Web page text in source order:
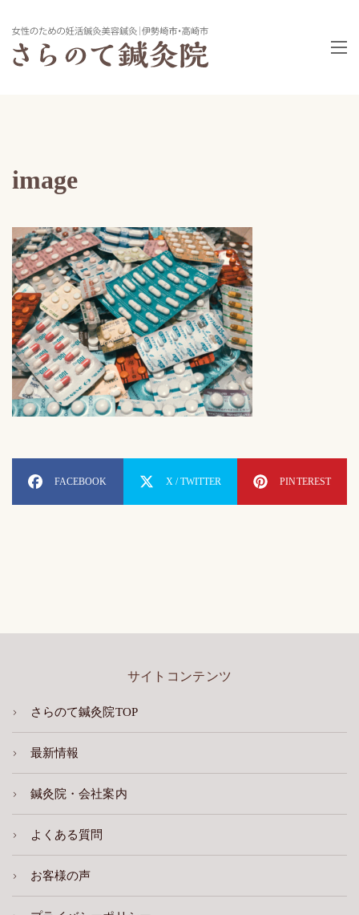
image
FACEBOOK X / TWITTER PINTEREST
サイトコンテンツ
さらのて鍼灸院TOP
最新情報
鍼灸院・会社案内
よくある質問
お客様の声